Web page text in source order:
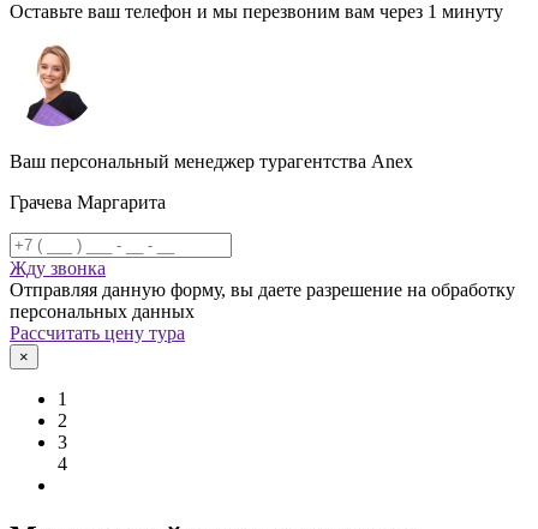
Оставьте ваш телефон и мы перезвоним вам через 1 минуту
Ваш персональный менеджер турагентства Anex
Грачева Маргарита
Жду звонка
Отправляя данную форму, вы даете разрешение на обработку
персональных данных
Рассчитать цену тура
×
1
2
3
4